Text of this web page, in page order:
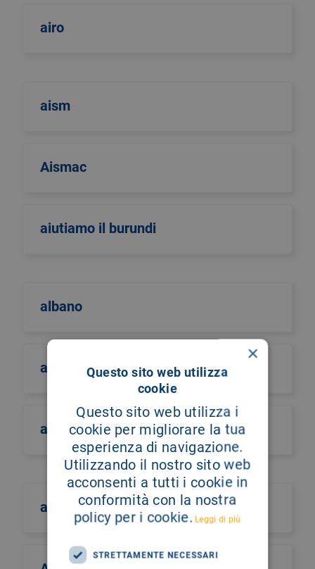
airo
aism
Aismac
aiutiamo il burundi
albano
albero della vita
alberto castiglione
alberto culotta
×
Questo sito web utilizza
cookie
Questo sito web utilizza i
cookie per migliorare la tua
esperienza di navigazione.
Utilizzando il nostro sito web
acconsenti a tutti i cookie in
conformità con la nostra
policy per i cookie. Leggi di più
STRETTAMENTE NECESSARI